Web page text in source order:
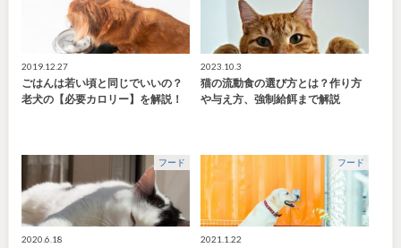
2019.12.27
ごはんは若い頃と同じでいいの？
老犬の【必要カロリー】を解説！
2023.10.3
猫の流動食の選び方とは？作り方
や与え方、強制給餌まで解説
フード
2020.6.18
フード
2021.1.22